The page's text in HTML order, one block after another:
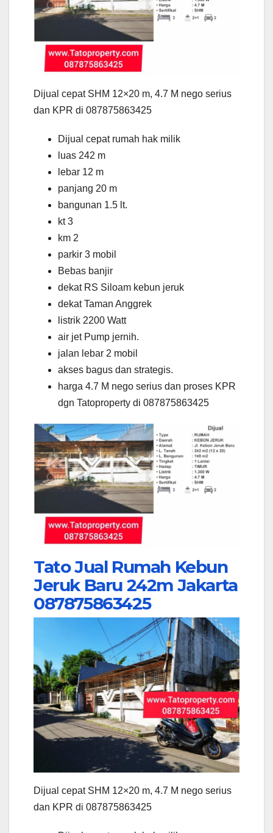
Dijual cepat SHM 12×20 m, 4.7 M nego serius
dan KPR di 087875863425
Dijual cepat rumah hak milik
luas 242 m
lebar 12 m
panjang 20 m
bangunan 1.5 lt.
kt 3
km 2
parkir 3 mobil
Bebas banjir
dekat RS Siloam kebun jeruk
dekat Taman Anggrek
listrik 2200 Watt
air jet Pump jernih.
jalan lebar 2 mobil
akses bagus dan strategis.
harga 4.7 M nego serius dan proses KPR
dgn Tatoproperty di 087875863425
Tato Jual Rumah Kebun
Jeruk Baru 242m Jakarta
087875863425
Dijual cepat SHM 12×20 m, 4.7 M nego serius
dan KPR di 087875863425